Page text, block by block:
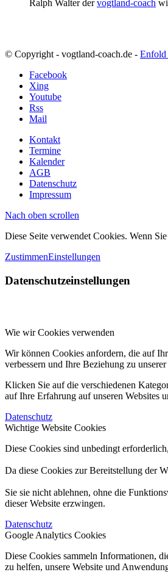
Ralph Walter dervogtland-coach
© Copyright - vogtland-coach.de - Enfold
Facebook
Xing
Youtube
Rss
Mail
Kontakt
Termine
Kalender
AGB
Datenschutz
Impressum
Nach oben scrollen
Diese Seite verwendet Cookies. Wenn
ZustimmenEinstellungen
Datenschutzeinstellungen
Wie wir Cookies verwenden
Wir können Cookies anfordern, die auf
verbessern und Ihre Beziehung zu unserer
Klicken Sie auf die verschiedenen
auf Ihre Erfahrung auf unseren Websites
Datenschutz
Wichtige Website Cookies
Diese Cookies sind unbedingt
Da diese Cookies zur Bereitstellung der
Sie sie nicht ablehnen, ohne die
dieser Website erzwingen.
Datenschutz
Google Analytics Cookies
Diese Cookies sammeln Informationen,
zu helfen, unsere Website und